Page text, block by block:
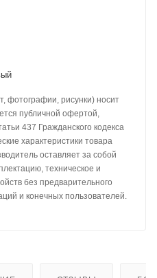
фотографии, рисунки) носит
публичной офертой,
437 Гражданского кодекса
характеристики товара
оставляет за собой
техническое и
без предварительного
и конечных пользователей.